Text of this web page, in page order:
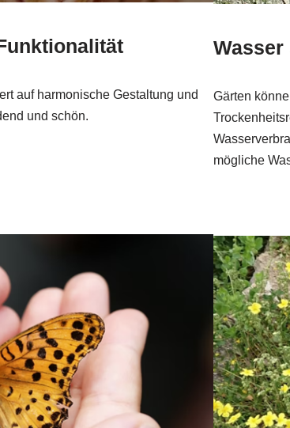
auf harmonische Gestaltung und
und schön.
Gärten
mögliche